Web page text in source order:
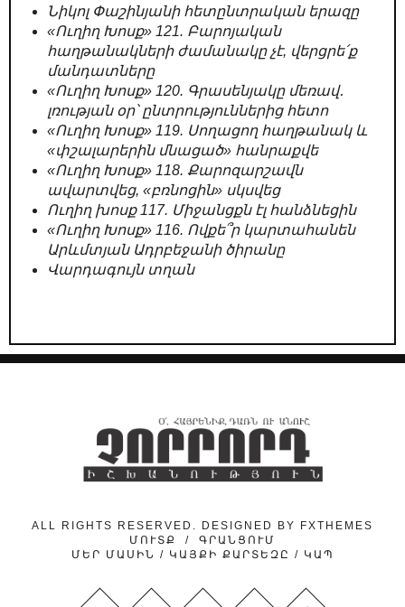
Նիկոլ Փաշինյանի հետընտրական երազը
«Ուղիղ Խոսք» 121. Բարոյական
հաղթանակների ժամանակը չէ, վերցրե՛ք
մանդատները
«Ուղիղ Խոսք» 120. Գրասենյակը մեռավ․
լռության օր՝ ընտրություններից հետո
«Ուղիղ Խոսք» 119. Սողացող հաղթանակ և
«փշալարերին մնացած» հանրաքվե
«Ուղիղ Խոսք» 118. Քարոզարշավն
ավարտվեց, «բռնոցին» սկսվեց
Ուղիղ խոսք 117. Միջանցքն էլ հանձնեցին
«Ուղիղ Խոսք» 116. Ովքե՞ր կարտահանեն
Արևմտյան Ադրբեջանի ծիրանը
Վարդագույն տղան
ALL RIGHTS RESERVED. DESIGNED BY
FXTHEMES
ՄՈՒՏՔ
/ ԳՐԱՆՑՈՒՄ
ՄԵՐ ՄԱՍԻՆ / ԿԱՅՔԻ ՔԱՐՏԵԶԸ / ԿԱՊ